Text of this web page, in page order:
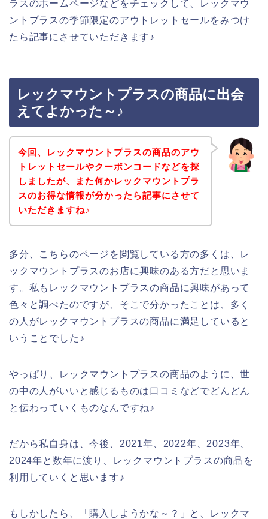
ラスのホームページなどをチェックして、レックマウ
ントプラスの季節限定のアウトレットセールをみつけ
たら記事にさせていただきます♪
レックマウントプラスの商品に出会
えてよかった～♪
今回、レックマウントプラスの商品のアウ
トレットセールやクーポンコードなどを探
しましたが、また何かレックマウントプラ
スのお得な情報が分かったら記事にさせて
いただきますね♪
多分、こちらのページを閲覧している方の多くは、レ
ックマウントプラスのお店に興味のある方だと思いま
す。私もレックマウントプラスの商品に興味があって
色々と調べたのですが、そこで分かったことは、多く
の人がレックマウントプラスの商品に満足していると
いうことでした♪
やっぱり、レックマウントプラスの商品のように、世
の中の人がいいと感じるものは口コミなどでどんどん
と伝わっていくものなんですね♪
だから私自身は、今後、2021年、2022年、2023年、
2024年と数年に渡り、レックマウントプラスの商品を
利用していくと思います♪
もしかしたら、「購入しようかな～？」と、レックマ